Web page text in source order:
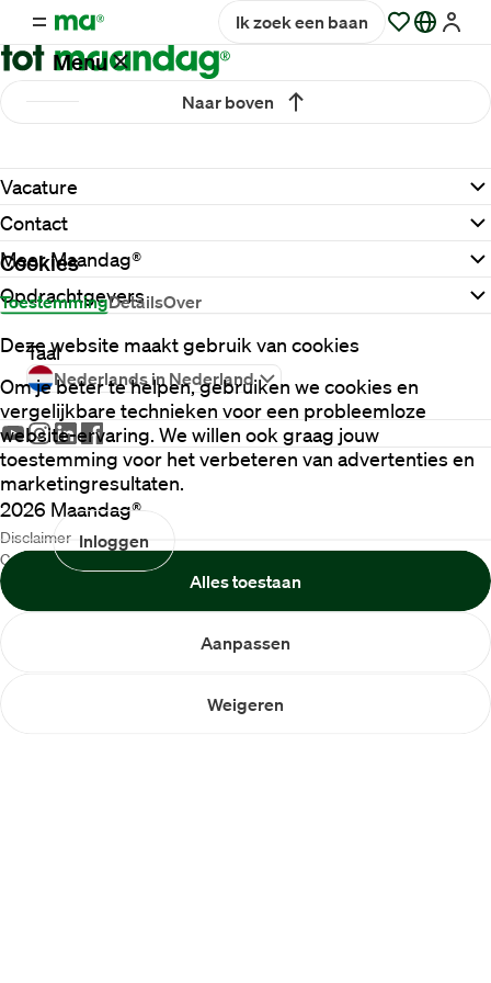
Menu
Werken
bij
Maandag®
Opdrachtgevers
Hulp
en
service
Inloggen
Ik zoek een baan
Cookies
ToestemmingDetailsOver
Deze website maakt gebruik van cookies
Om je beter te helpen, gebruiken we cookies en
vergelijkbare technieken voor een probleemloze
website-ervaring. We willen ook graag jouw
toestemming voor het verbeteren van advertenties en
marketingresultaten.
Weigeren
Aanpassen
Alles toestaan
Naar boven
Vacature
Contact
Meer Maandag®
Opdrachtgevers
Taal
Nederlands in Nederland
2026 Maandag®
Disclaimer
Cookiebeleid
Privacybeleid